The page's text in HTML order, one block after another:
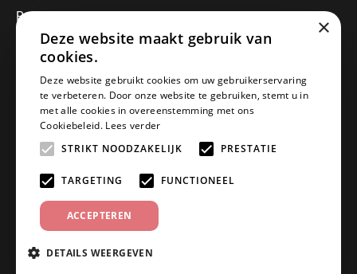
Registreren
Mijn bestellingen
Informatie
Over ons
Algemene voorwaarden
Disclaimer
Privacy Policy
Betaalmethoden
Retourneren
Klantenservice
Offerte aanvragen
Contact
×
Deze website maakt gebruik van
cookies.
Deze website gebruikt cookies om uw gebruikerservaring
te verbeteren. Door onze website te gebruiken, stemt u in
met alle cookies in overeenstemming met ons
Cookiebeleid. Lees verder
STRIKT NOODZAKELIJK
PRESTATIE
TARGETING FUNCTIONEEL
ACCEPTEREN
DETAILS WEERGEVEN